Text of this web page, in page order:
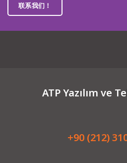
联系我们！
ATP Yazılım ve
+90 (212)